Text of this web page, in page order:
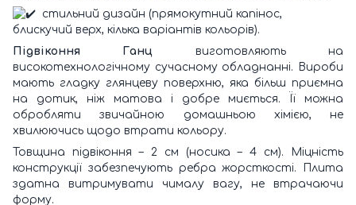
стильний дизайн (прямокутний капінос,
блискучий верх, кілька варіантів кольорів).
Підвіконня Ганц виготовляють на
високотехнологічному сучасному обладнанні. Вироби
мають гладку глянцеву поверхню, яка більш приємна
на дотик, ніж матова і добре миється. Її можна
обробляти звичайною домашньою хімією, не
хвилюючись щодо втрати кольору.
Товщина підвіконня – 2 см (носика – 4 см). Міцність
конструкції забезпечують ребра жорсткості. Плита
здатна витримувати чималу вагу, не втрачаючи
форму.